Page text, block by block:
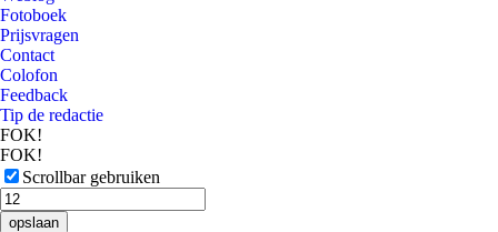
Fotoboek
Prijsvragen
Contact
Colofon
Feedback
Tip de redactie
FOK!
FOK!
Scrollbar gebruiken
opslaan